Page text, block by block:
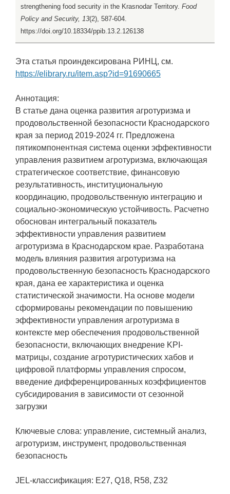
strengthening food security in the Krasnodar Territory. Food
Policy and Security, 13(2), 587-604.
https://doi.org/10.18334/ppib.13.2.126138
Эта статья проиндексирована РИНЦ, см.
https://elibrary.ru/item.asp?id=91690665
Аннотация:
В статье дана оценка развития агротуризма и
продовольственной безопасности Краснодарского
края за период 2019-2024 гг. Предложена
пятикомпонентная система оценки эффективности
управления развитием агротуризма, включающая
стратегическое соответствие, финансовую
результативность, институциональную
координацию, продовольственную интеграцию и
социально-экономическую устойчивость. Расчетно
обоснован интегральный показатель
эффективности управления развитием
агротуризма в Краснодарском крае. Разработана
модель влияния развития агротуризма на
продовольственную безопасность Краснодарского
края, дана ее характеристика и оценка
статистической значимости. На основе модели
сформированы рекомендации по повышению
эффективности управления агротуризма в
контексте мер обеспечения продовольственной
безопасности, включающих внедрение KPI-
матрицы, создание агротуристических хабов и
цифровой платформы управления спросом,
введение дифференцированных коэффициентов
субсидирования в зависимости от сезонной
загрузки
Ключевые слова: управление, системный анализ,
агротуризм, инструмент, продовольственная
безопасность
JEL-классификация: E27, Q18, R58, Z32